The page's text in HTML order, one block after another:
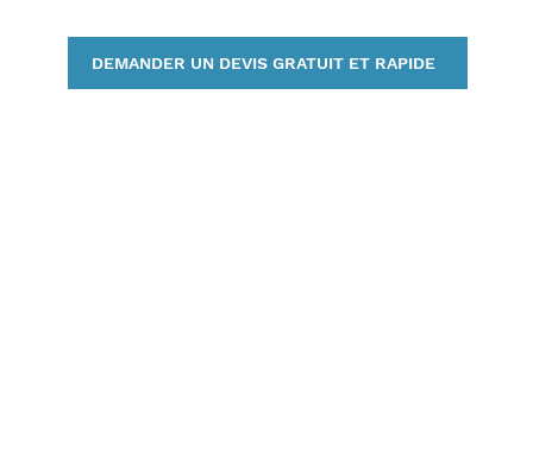
DEMANDER UN DEVIS GRATUIT ET RAPIDE